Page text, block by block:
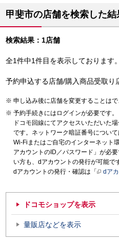
甲斐市の店舗を検索した
検索結果：1店舗
全1件中1件目を表示しております
予約申込する店舗/購入商品受取り
申し込み後に店舗を変更することはで
予約手続きにはログインが必要です。
ドコモ回線にてアクセスいただいた
です。ネットワーク暗証番号について
Wi-Fiまたはご自宅のインターネット
アカウントのID／パスワード」が必
い方も、dアカウントの発行が可能で
dアカウントの発行・確認は「
dア
ドコモショップを表示
量販店などを表示